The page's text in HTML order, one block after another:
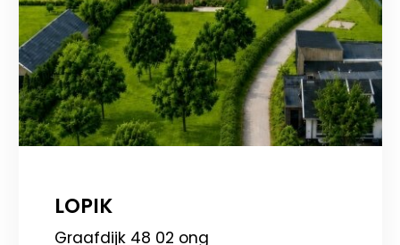
LOPIK
Graafdijk 48 02 ong